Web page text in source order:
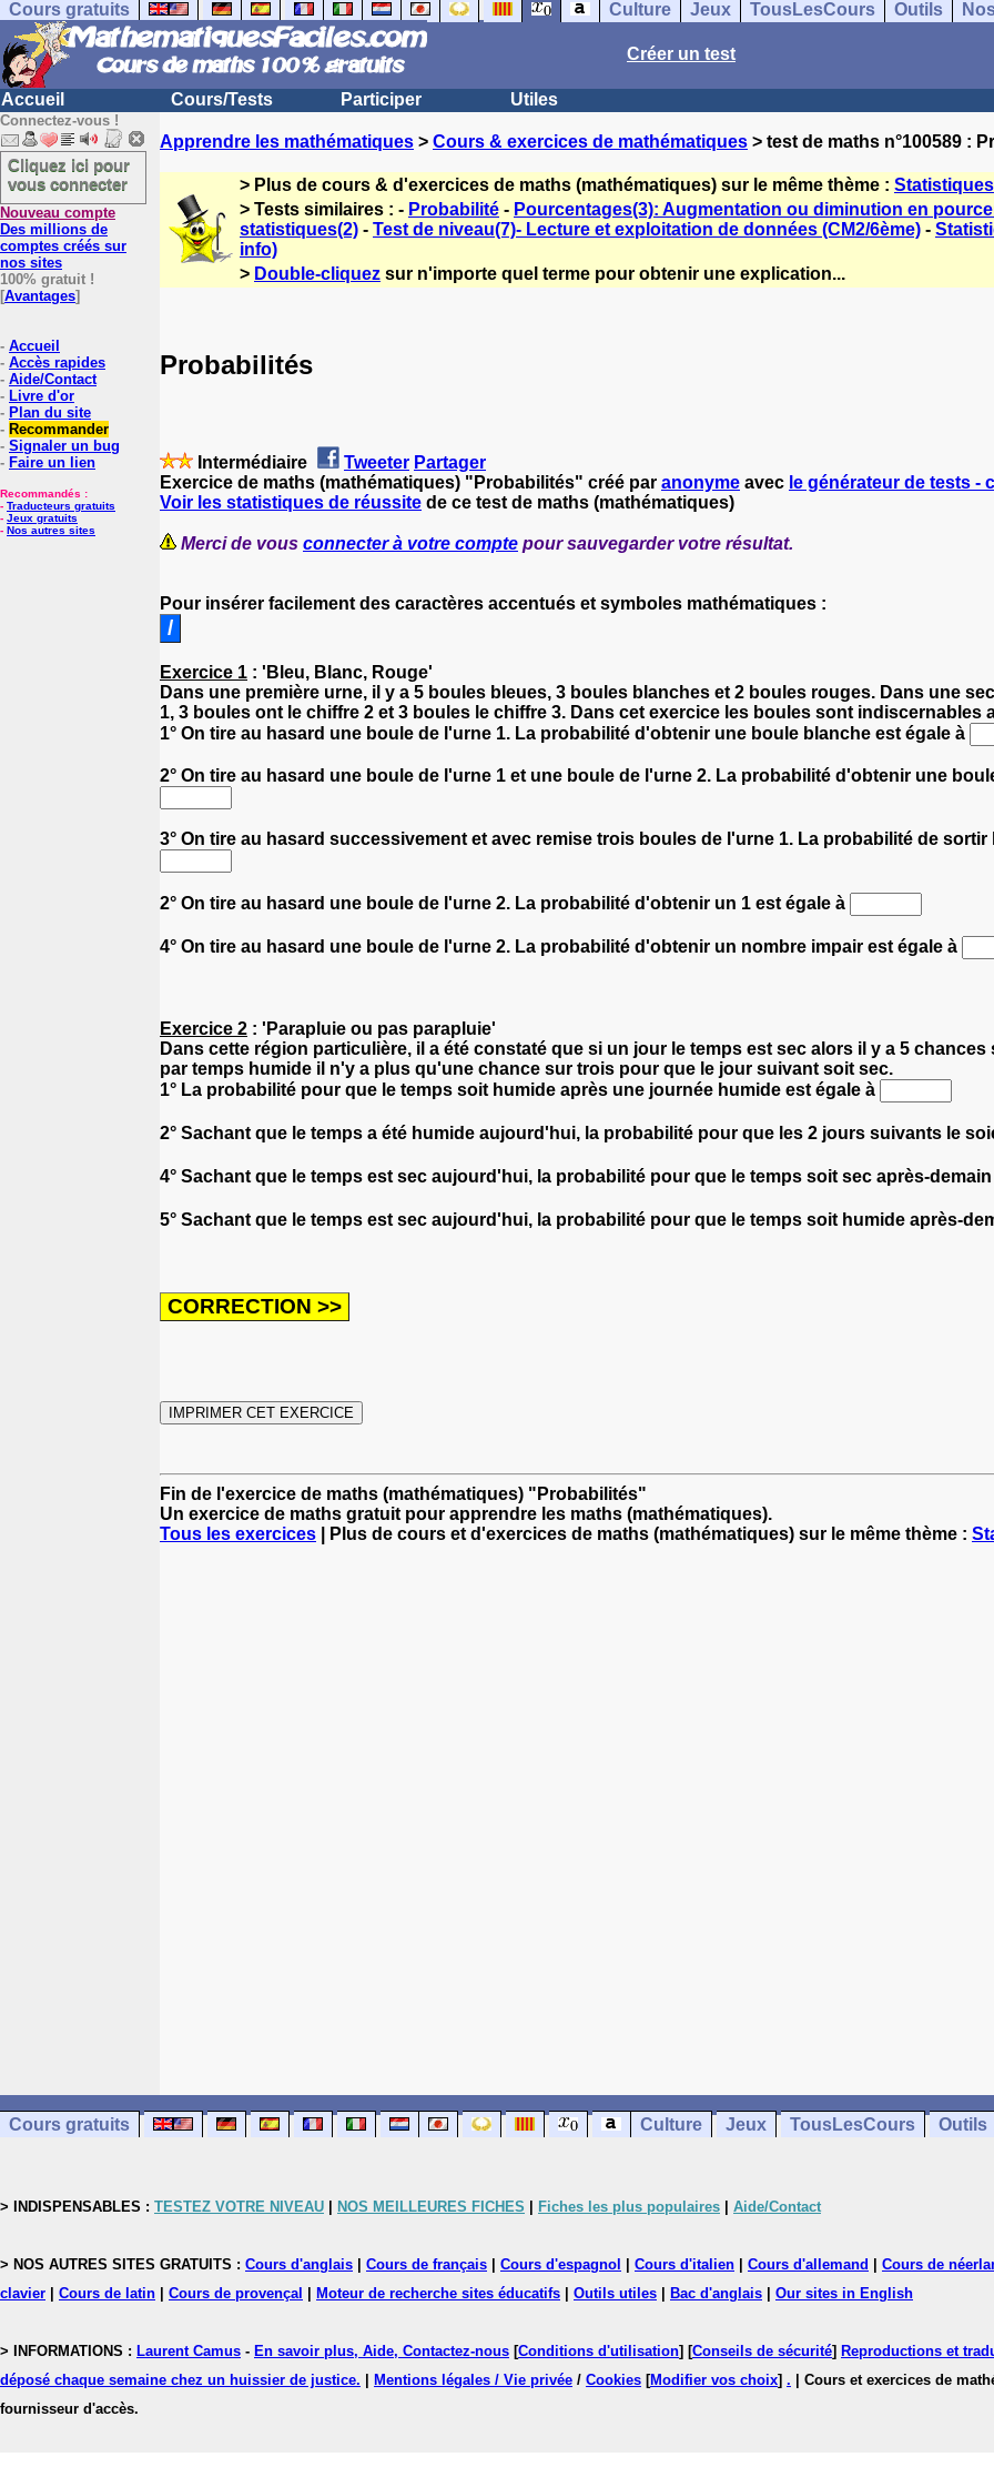
Cours gratuits Culture Jeux TousLesCours Outils
Créer un test
Accueil Cours/Tests Participer Utiles
Connectez-vous !
Cliquez ici pour
vous connecter
Nouveau compte
Des millions de
comptes créés sur
nos sites
100% gratuit !
[Avantages]
- Accueil
- Accès rapides
- Aide/Contact
- Livre d'or
- Plan du site
- Recommander
- Signaler un bug
- Faire un lien
Recommandés :
- Traducteurs gratuits
- Jeux gratuits
- Nos autres sites
Apprendre les mathématiques > Cours & exercices de mathématiques > test de maths n°100589 :
> Plus de cours & d'exercices de maths (mathématiques) sur le même thème : Statistiques
> Tests similaires : - Probabilité - Pourcentages(3): Augmentation ou diminution en
statistiques(2) - Test de niveau(7)- Lecture et exploitation de données (CM2/6ème) -
info)
> Double-cliquez sur n'importe quel terme pour obtenir une explication...
Probabilités
Intermédiaire Tweeter Partager
Exercice de maths (mathématiques) "Probabilités" créé par anonyme avec le générateur de tests -
Voir les statistiques de réussite de ce test de maths (mathématiques)
Merci de vous connecter à votre compte pour sauvegarder votre résultat.
Pour insérer facilement des caractères accentués et symboles mathématiques :
Exercice 1 : 'Bleu, Blanc, Rouge'
Dans une première urne, il y a 5 boules bleues, 3 boules blanches et 2 boules rouges. Dans une
1, 3 boules ont le chiffre 2 et 3 boules le chiffre 3. Dans cet exercice les boules sont indiscernables
1° On tire au hasard une boule de l'urne 1. La probabilité d'obtenir une boule blanche est égale à
2° On tire au hasard une boule de l'urne 1 et une boule de l'urne 2. La probabilité d'obtenir une
3° On tire au hasard successivement et avec remise trois boules de l'urne 1. La probabilité de
2° On tire au hasard une boule de l'urne 2. La probabilité d'obtenir un 1 est égale à
4° On tire au hasard une boule de l'urne 2. La probabilité d'obtenir un nombre impair est égale à
Exercice 2 : 'Parapluie ou pas parapluie'
Dans cette région particulière, il a été constaté que si un jour le temps est sec alors il y a 5
par temps humide il n'y a plus qu'une chance sur trois pour que le jour suivant soit sec.
1° La probabilité pour que le temps soit humide après une journée humide est égale à
2° Sachant que le temps a été humide aujourd'hui, la probabilité pour que les 2 jours suivants le
4° Sachant que le temps est sec aujourd'hui, la probabilité pour que le temps soit sec après-
5° Sachant que le temps est sec aujourd'hui, la probabilité pour que le temps soit humide après-
Fin de l'exercice de maths (mathématiques) "Probabilités"
Un exercice de maths gratuit pour apprendre les maths (mathématiques).
Tous les exercices | Plus de cours et d'exercices de maths (mathématiques) sur le même thème :
Cours gratuits Culture Jeux TousLesCours Outils
> INDISPENSABLES : TESTEZ VOTRE NIVEAU NOS MEILLEURES FICHES Fiches les plus populaires Aide/Contact
> NOS AUTRES SITES GRATUITS : Cours d'anglais Cours de français Cours d'espagnol Cours d'italien Cours d'allemand Cours de
clavier
Cours de latin Cours de provençal Moteur de recherche sites éducatifs Outils utiles Bac d'anglais Our sites in English
> INFORMATIONS : Laurent Camus - En savoir plus, Aide, Contactez-nous [Conditions d'utilisation] [Conseils de sécurité] Reproductions et
déposé chaque semaine chez un huissier de justice.
Mentions légales / Vie privée / Cookies [Modifier vos choix] .
| Cours et exercices de
fournisseur d'accès.